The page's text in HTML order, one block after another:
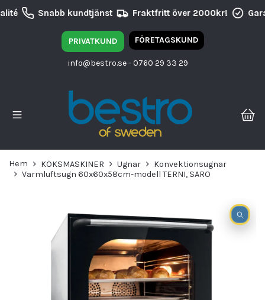
Snabb kundtjänst Fraktfritt över 2000kr!
PRIVATKUND FÖRETAGSKUND
info@bestro.se- 0760 29 33 29
Hem KÖKSMASKINER Ugnar
Konvektionsugnar
Varmluftsugn 60x60x58cm-modell TERNI, SARO